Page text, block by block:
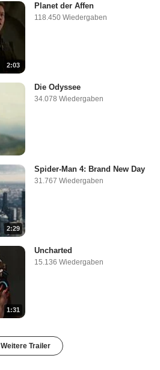
2:03
Planet der Affen
118.450 Wiedergaben
Die Odyssee
34.078 Wiedergaben
2:29
Spider-Man 4: Brand New Day
31.767 Wiedergaben
1:31
Uncharted
15.136 Wiedergaben
Weitere Trailer